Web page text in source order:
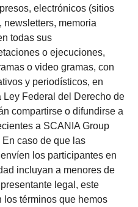
electrónicos (sitios
newsletters, memoria
todas sus
o ejecuciones,
o video gramas, con
y periodísticos, en
Federal del Derecho de
compartirse o difundirse a
a SCANIA Group
caso de que las
los participantes en
incluyan a menores de
legal, este
los términos que hemos